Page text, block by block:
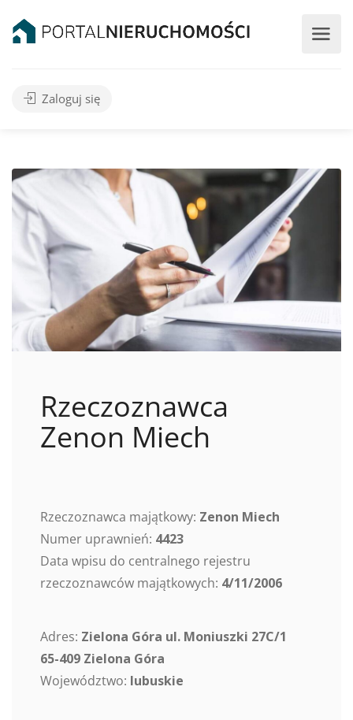
Zaloguj się
Rzeczoznawca
Zenon Miech
Rzeczoznawca majątkowy: Zenon Miech
Numer uprawnień: 4423
Data wpisu do centralnego rejestru
rzeczoznawców majątkowych: 4/11/2006
Adres: Zielona Góra ul. Moniuszki 27C/1
65-409 Zielona Góra
Województwo: lubuskie